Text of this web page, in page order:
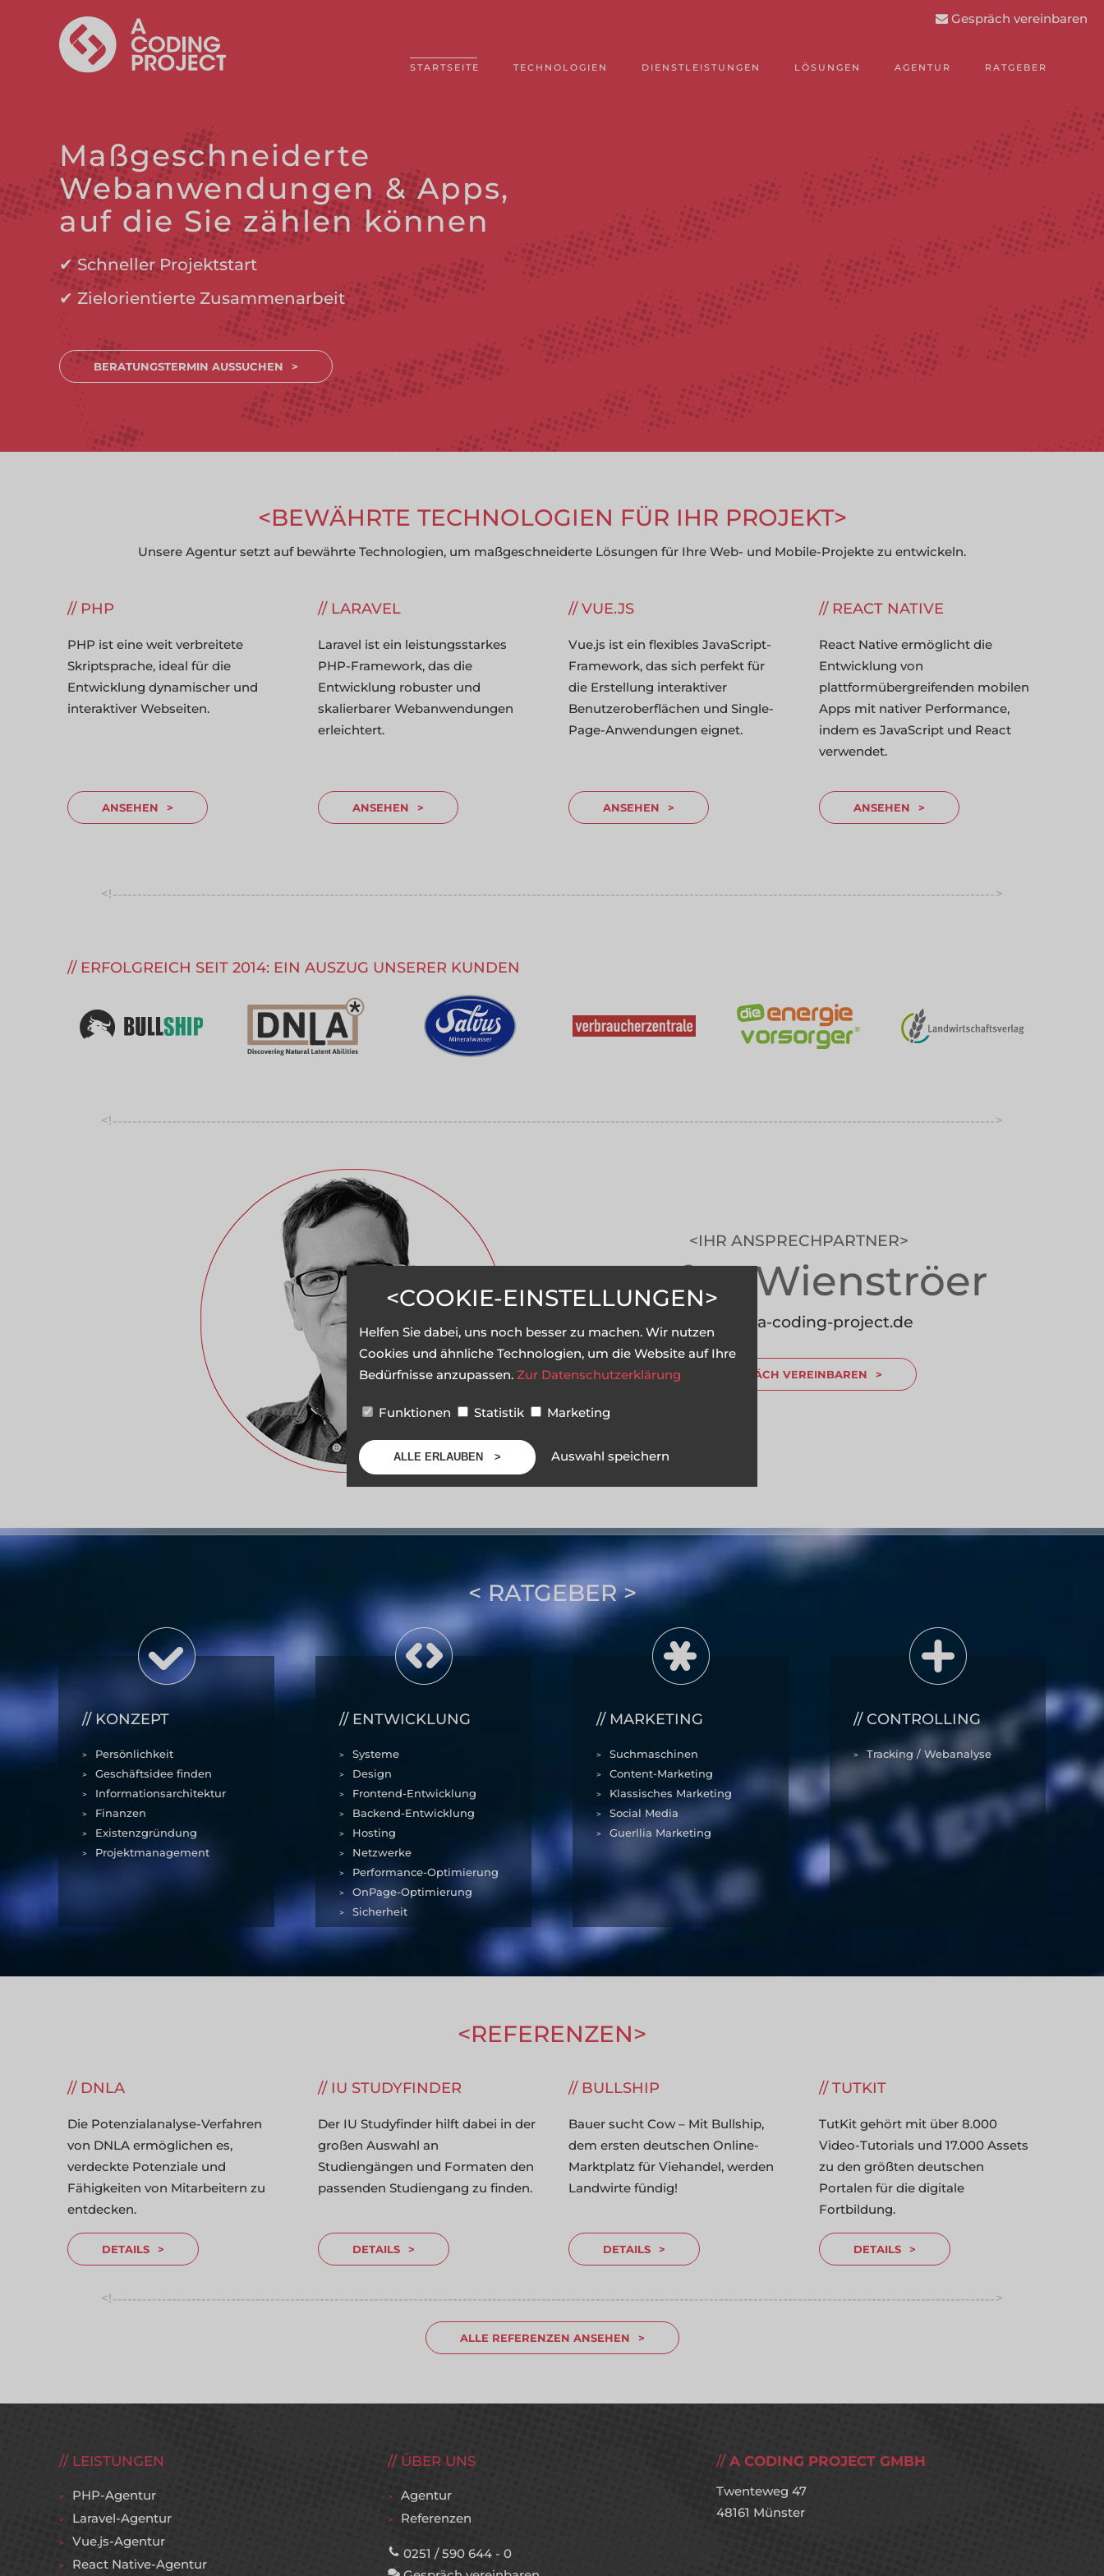
STARTSEITE TECHNOLOGIEN DIENSTLEISTUNGEN LÖSUNGEN AGENTUR RATGEBER
Maßgeschneiderte
Webanwendungen & Apps,
auf die Sie zählen können
✔ Schneller Projektstart
✔ Zielorientierte Zusammenarbeit
BERATUNGSTERMIN AUSSUCHEN
Gespräch vereinbaren
BEWÄHRTE TECHNOLOGIEN FÜR IHR PROJEKT
Unsere Agentur setzt auf bewährte Technologien, um maßgeschneiderte Lösungen für Ihre Web- und Mobile-Projekte zu entwickeln.
PHP
PHP ist eine weit verbreitete
Skriptsprache, ideal für die
Entwicklung dynamischer und
interaktiver Webseiten.
LARAVEL
Laravel ist ein leistungsstarkes
PHP-Framework, das die
Entwicklung robuster und
skalierbarer Webanwendungen
erleichtert.
VUE.JS
Vue.js ist ein flexibles JavaScript-
Framework, das sich perfekt für
die Erstellung interaktiver
Benutzeroberflächen und Single-
Page-Anwendungen eignet.
REACT NATIVE
React Native ermöglicht die
Entwicklung von
plattformübergreifenden mobilen
Apps mit nativer Performance,
indem es JavaScript und React
verwendet.
ANSEHEN ANSEHEN ANSEHEN ANSEHEN
<!----------------------------------------------------------------------------------------------------------------------------------------------------------------------------------->
ERFOLGREICH SEIT 2014: EIN AUSZUG UNSERER KUNDEN
<!----------------------------------------------------------------------------------------------------------------------------------------------------------------------------------->
IHR ANSPRECHPARTNER
Stefan Wienströer
hallo@a-coding-project.de
GESPRÄCH VEREINBAREN
RATGEBER
---------------
KONZEPT
Persönlichkeit
Geschäftsidee finden
Informationsarchitektur
Finanzen
Existenzgründung
Projektmanagement
ENTWICKLUNG
Systeme
Design
Frontend-Entwicklung
Backend-Entwicklung
Hosting
Netzwerke
Performance-Optimierung
OnPage-Optimierung
Sicherheit
MARKETING
Suchmaschinen
Content-Marketing
Klassisches Marketing
Social Media
Guerllia Marketing
CONTROLLING
Tracking / Webanalyse
REFERENZEN
DNLA
Die Potenzialanalyse-Verfahren
von DNLA ermöglichen es,
verdeckte Potenziale und
Fähigkeiten von Mitarbeitern zu
entdecken.
DETAILS
IU STUDYFINDER
Der IU Studyfinder hilft dabei in der
großen Auswahl an
Studiengängen und Formaten den
passenden Studiengang zu finden.
DETAILS
BULLSHIP
Bauer sucht Cow – Mit Bullship,
dem ersten deutschen Online-
Marktplatz für Viehandel, werden
Landwirte fündig!
DETAILS
TUTKIT
TutKit gehört mit über 8.000
Video-Tutorials und 17.000 Assets
zu den größten deutschen
Portalen für die digitale
Fortbildung.
DETAILS
<!-----------------------------------------------------------------------------------------------------------------------------------------------------------------------------------
---------------------------------------------------------------------------------------------
>
ALLE REFERENZEN ANSEHEN
LEISTUNGEN
PHP-Agentur
Laravel-Agentur
Vue.js-Agentur
React Native-Agentur
ÜBER UNS
Agentur
Referenzen
0251 / 590 644 - 0
A CODING PROJECT GMBH
Twenteweg 47
48161 Münster
COOKIE-EINSTELLUNGEN
Helfen Sie dabei, uns noch besser zu machen. Wir nutzen
Cookies und ähnliche Technologien, um die Website auf Ihre
Bedürfnisse anzupassen. Zur Datenschutzerklärung
Funktionen Statistik Marketing
ALLE ERLAUBEN Auswahl speichern